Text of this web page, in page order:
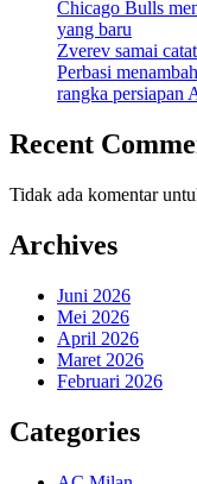
Chicago Bulls
yang baru
Zverev samai
Perbasi
rangka persiapan
Recent
Tidak ada komentar
Archives
Juni 2026
Mei 2026
April 2026
Maret 2026
Februari 2026
Categories